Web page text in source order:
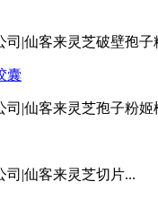
|仙客来灵芝破壁孢子
囊
|仙客来灵芝孢子粉姬
司|仙客来灵芝切片...